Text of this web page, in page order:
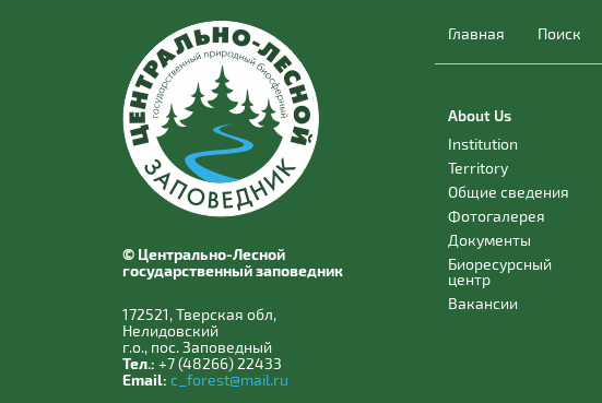
© Центрально-Лесной
государственный заповедник
172521, Тверская обл,
Нелидовский
г.о., пос. Заповедный
Тел.: +7 (48266) 22433
Email: c_forest@mail.ru
Главная Поиск
About Us
Institution
Territory
Общие сведения
Фотогалерея
Документы
Биоресурсный
центр
Вакансии